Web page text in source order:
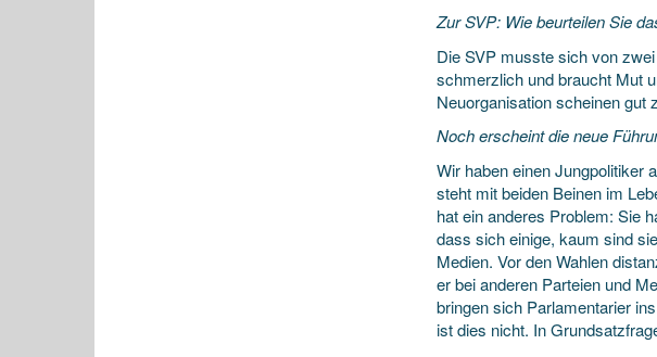
Zur SVP: Wie beurteilen Sie
Die SVP musste sich von
schmerzlich und braucht Mut
Neuorganisation scheinen gut
Noch erscheint die neue
Wir haben einen Jungpolitiker
steht mit beiden Beinen im
hat ein anderes Problem: Sie
dass sich einige, kaum sind
Medien. Vor den Wahlen
er bei anderen Parteien und
bringen sich Parlamentarier
ist dies nicht. In